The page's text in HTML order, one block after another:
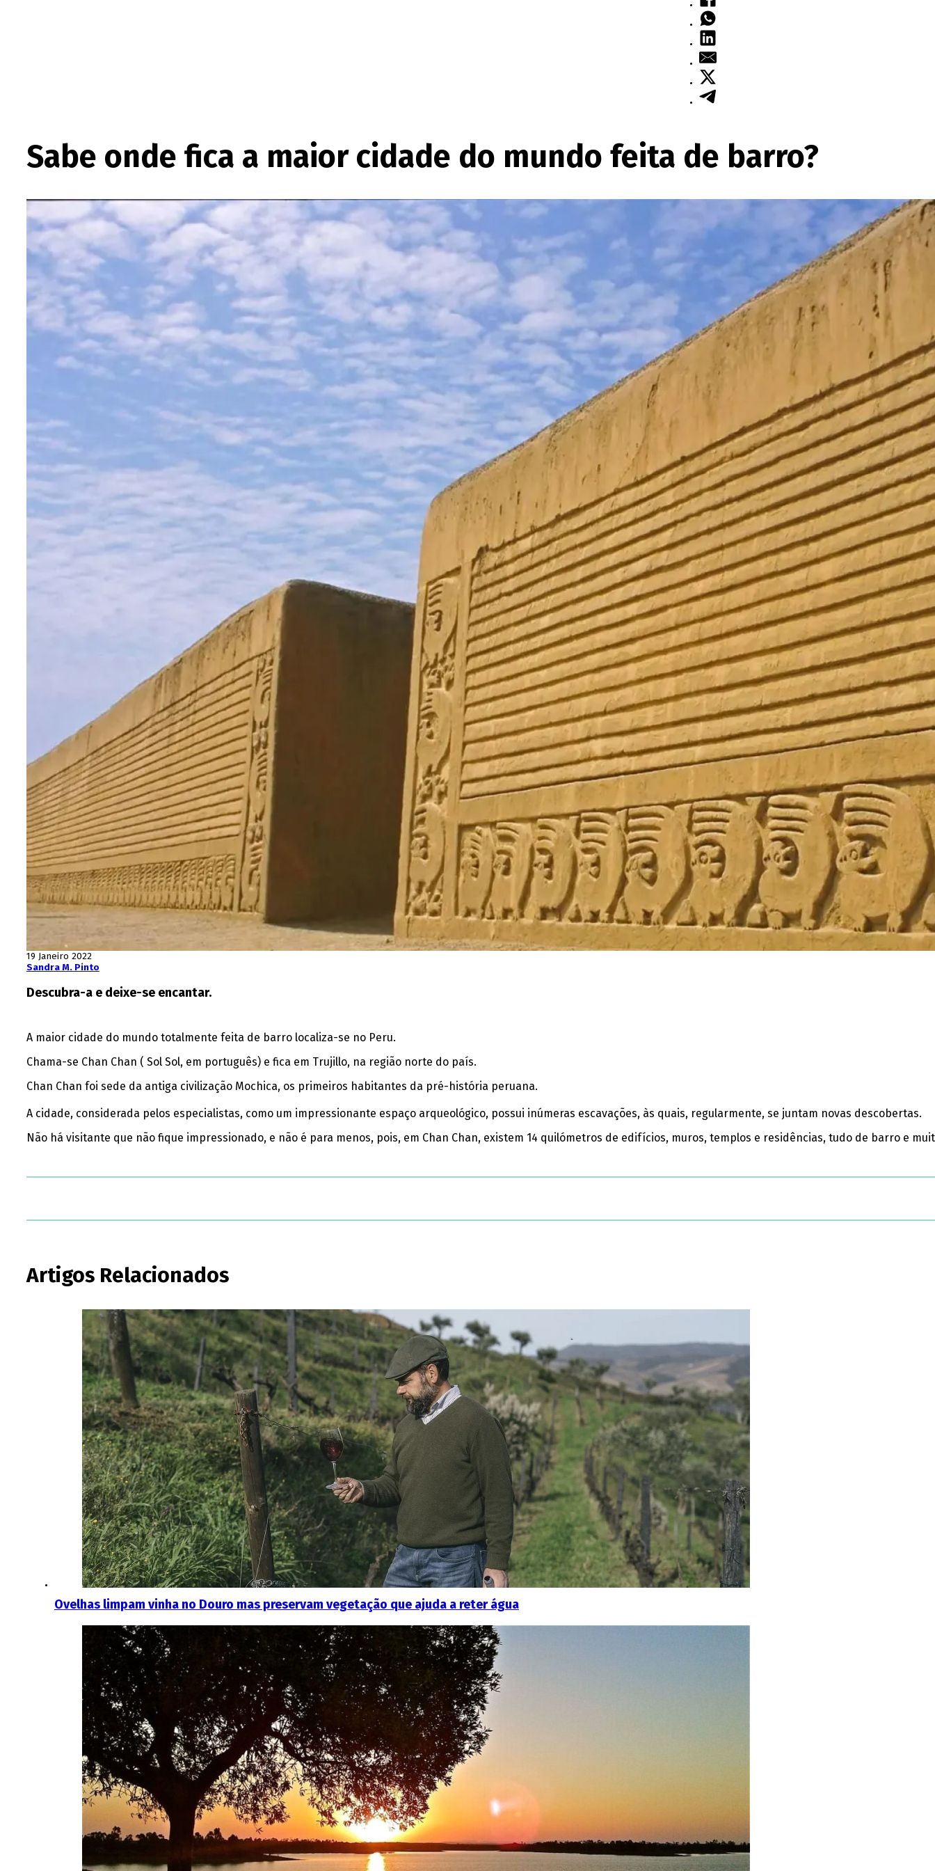
Sabe onde fica a maior cidade do mundo feita de barro?
19 Janeiro 2022
Sandra M. Pinto
Descubra-a e deixe-se encantar.
A maior cidade do mundo totalmente feita de barro localiza-se no Peru.
Chama-se Chan Chan ( Sol Sol, em português) e fica em Trujillo, na região norte do país.
Chan Chan foi sede da antiga civilização Mochica, os primeiros habitantes da pré-história peruana.
A cidade, considerada pelos especialistas, como um impressionante espaço arqueológico, possui inúmeras escavações, às quais, regularmente, se juntam novas descobertas.
Não há visitante que não fique impressionado, e não é para menos, pois, em Chan Chan, existem 14 quilómetros de edifícios, muros, templos e residências, tudo de barro e
Artigos Relacionados
Ovelhas limpam vinha no Douro mas preservam vegetação que ajuda a reter água